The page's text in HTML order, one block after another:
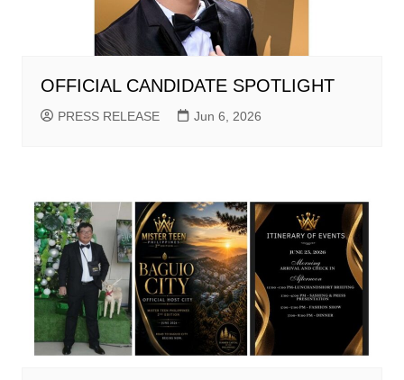
OFFICIAL CANDIDATE SPOTLIGHT
PRESS RELEASE Jun 6, 2026